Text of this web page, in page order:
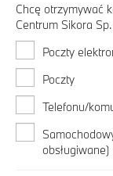
Chcę otrzymywać
Centrum Sikora
Poczty
Poczty
Telefonu/
obsługiwane)